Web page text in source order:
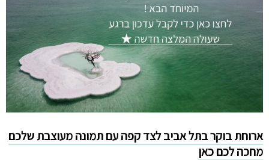
ארוחת בוקר בתל אביב לצד קפה עם תמונה מעוצבת שלכם
מחכה לכם כאן